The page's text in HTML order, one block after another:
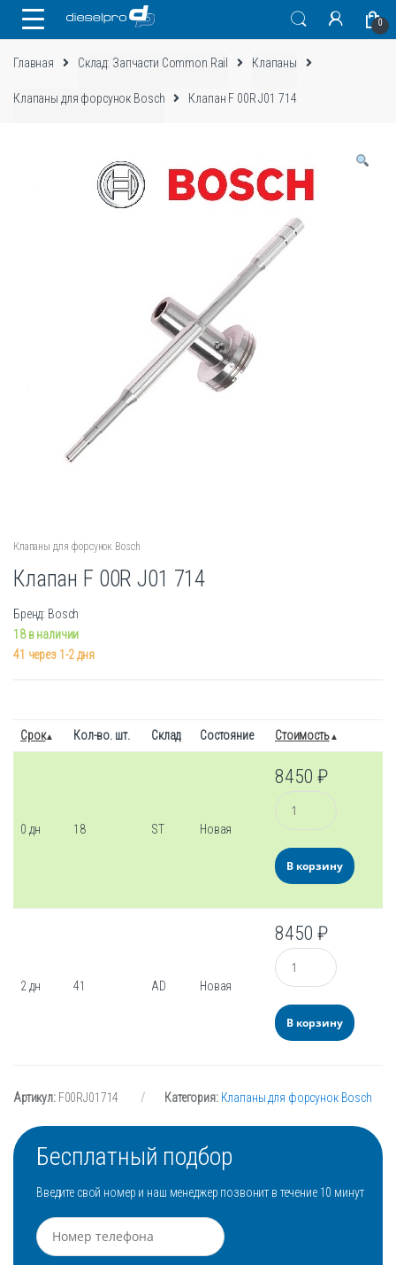
0
Главная Склад: Запчасти Common Rail Клапаны
Клапаны для форсунок Bosch Клапан F 00R J01 714
Клапаны для форсунок Bosch
Клапан F 00R J01 714
Бренд: Bosch
18 в наличии
41 через 1-2 дня
Срок Кол-во. шт. Склад Состояние Стоимость
0 дн 18 ST Новая
8450₽
Количество
В корзину
2 дн 41 AD Новая
8450₽
Количество
В корзину
Артикул: F00RJ01714 Категория: Клапаны для форсунок Bosch
Бесплатный подбор
Введите свой номер и наш менеджер позвонит в течение 10 минут